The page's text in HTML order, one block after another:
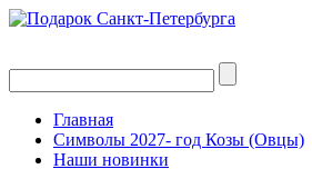
Главная
Символы 2027- год Козы (Овцы)
Наши новинки